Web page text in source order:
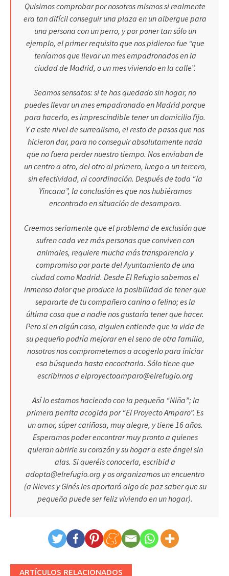
Quisimos comprobar por nosotros mismos si realmente
era tan difícil conseguir una plaza en un albergue para
una persona con un perro, y por poner tan sólo un
ejemplo, el primer requisito que nos pidieron fue “que
teníamos que llevar un mes empadronados en la
ciudad de Madrid, o un mes viviendo en la calle”.
Seamos sensatos: si te has quedado sin hogar, no
puedes llevar un mesempadronado en Madrid porque
para hacerlo, es imprescindible tener un domicilio fijo.
Y a este nivel de surrealismo, el resto de pasos que nos
hicieron dar, para no conseguir absolutamente nada
que no fuera perder nuestro tiempo. Nos enviaban de
un centro a otro, del otro al primero, luego a un tercero,
sin efectividad, ni coordinación. Después de toda “la
Yincana”, la conclusión es que nos hubiéramos
encontrado en situación de desamparo.
Creemos seriamente que el problema de exclusión que
sufren cada vez más personas que conviven con
animales, requiere mucha más transparencia y
compromiso por parte del Ayuntamiento de una
ciudad como Madrid. Desde El Refugio sabemos el
inmenso dolor que produce la posibilidad de tener que
separarte de tu compañero canino o felino; es la
última cosa que a nadie nos gustaría tener que hacer.
Pero si en algún caso, alguien entiende que la vida de
su pequeño podría mejorar en el seno de otra familia,
nosotros nos comprometemos a acogerlo para iniciar
esa búsqueda hasta encontrarla. Sólo tiene que
escribirnos a elproyectoamparo@elrefugio.org
Así lo estamos haciendo con la pequeña “Niña”; la
primera perrita acogida por “El Proyecto Amparo”. Es
un amor, súper cariñosa, muy alegre, y tiene 16 años.
Esperamos poder encontrar muy pronto a quienes
quieran abrirle su corazón y su hogar a este ángel sin
alas. Si queréis conocerla, escribid a
adopta@elrefugio.org y os organizamos un encuentro
(a Nieves y Ginés les aportará algo de paz saber que su
pequeña puede ser feliz viviendo en un hogar).
ARTÍCULOS RELACIONADOS